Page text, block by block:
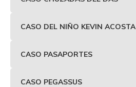
CASO DEL NIÑO KEVIN ACOSTA
CASO PASAPORTES
CASO PEGASSUS